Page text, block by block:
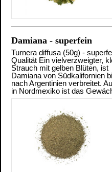
Damiana - superfein
Turnera diffusa (50g) -
Qualität Ein vielverzweigter,
Strauch mit gelben Blüten, ist
Damiana von Südkalifornien
nach Argentinien verbreitet.
in Nordmexiko ist das